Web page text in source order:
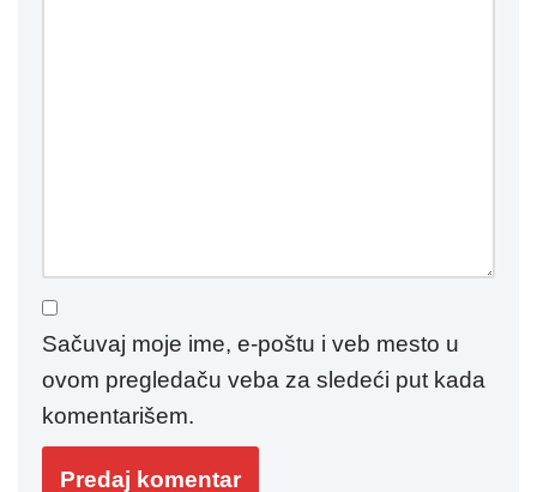
Sačuvaj moje ime, e-poštu i veb mesto u
ovom pregledaču veba za sledeći put kada
komentarišem.